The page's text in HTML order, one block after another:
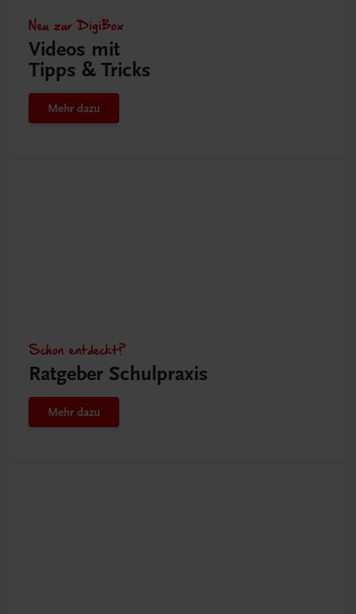
Neu zur DigiBox
Videos mit
Tipps & Tricks
Mehr dazu
Schon entdeckt?
Ratgeber Schulpraxis
Mehr dazu